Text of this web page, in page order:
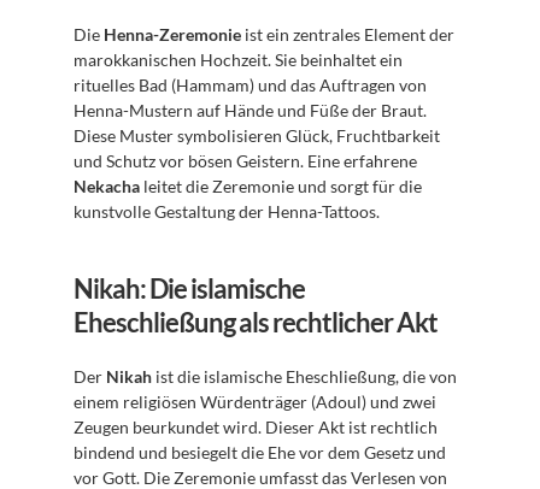
Die Henna-Zeremonie ist ein zentrales Element der
marokkanischen Hochzeit. Sie beinhaltet ein
rituelles Bad (Hammam) und das Auftragen von
Henna-Mustern auf Hände und Füße der Braut.
Diese Muster symbolisieren Glück, Fruchtbarkeit
Nekacha leitet die Zeremonie und sorgt für die
kunstvolle Gestaltung der Henna-Tattoos.
Nikah: Die islamische
Eheschließung als rechtlicher Akt
Der Nikah ist die islamische Eheschließung, die von
einem religiösen Würdenträger (Adoul) und zwei
Zeugen beurkundet wird. Dieser Akt ist rechtlich
bindend und besiegelt die Ehe vor dem Gesetz und
vor Gott. Die Zeremonie umfasst das Verlesen von